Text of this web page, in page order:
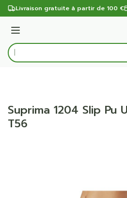
Aller au contenu
Livraison gratuite à partir de 100 €
Menu
Rechercher
Suprima 1204 Slip Pu
T56